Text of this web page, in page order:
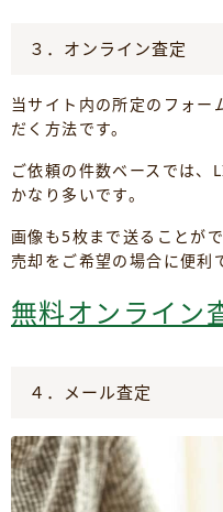
３．オンライン査定
当サイト内の所定のフォー
だく方法です。
ご依頼の件数ベースでは
かなり多いです。
画像も5枚まで送ることが
売却をご希望の場合に便利
無料オンライン
４．メール査定